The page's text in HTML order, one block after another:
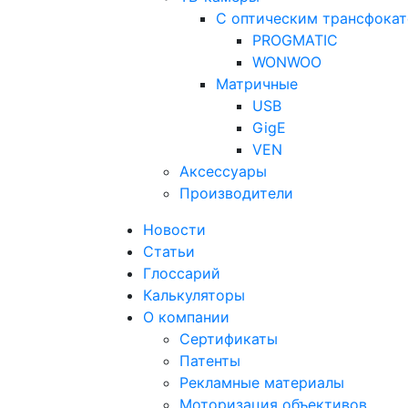
С оптическим
PROGMATIC
WONWOO
Матричные
USB
GigE
VEN
Аксессуары
Производители
Новости
Статьи
Глоссарий
Калькуляторы
О компании
Сертификаты
Патенты
Рекламные материалы
Моторизация объективов